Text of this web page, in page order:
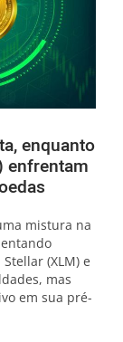
enquanto
enfrentam
mistura na
(XLM) e
mas
em sua pré-